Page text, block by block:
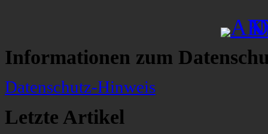
Informationen zum
Datenschutz-Hinweis
Letzte Artikel